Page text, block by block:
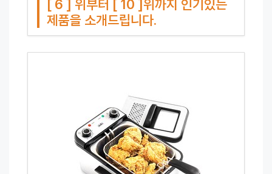
[ 6 ] 위부터 [ 10 ]위까지 인기있는
제품을 소개드립니다.